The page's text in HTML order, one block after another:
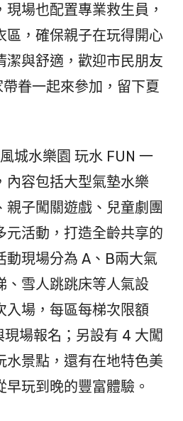
場也配置專業救生員，
區，確保親子在玩得開心
潔與舒適，歡迎市民朋友
眷一起來參加，留下夏
城水樂園 玩水 FUN 一
內容包括大型氣墊水樂
親子闖關遊戲、兒童劇團
元活動，打造全齡共享的
動現場分為 A、B兩大氣
、雪人跳跳床等人氣設
入場，每區每梯次限額
場報名；另設有 4 大闖
水景點，還有在地特色美
玩到晚的豐富體驗。